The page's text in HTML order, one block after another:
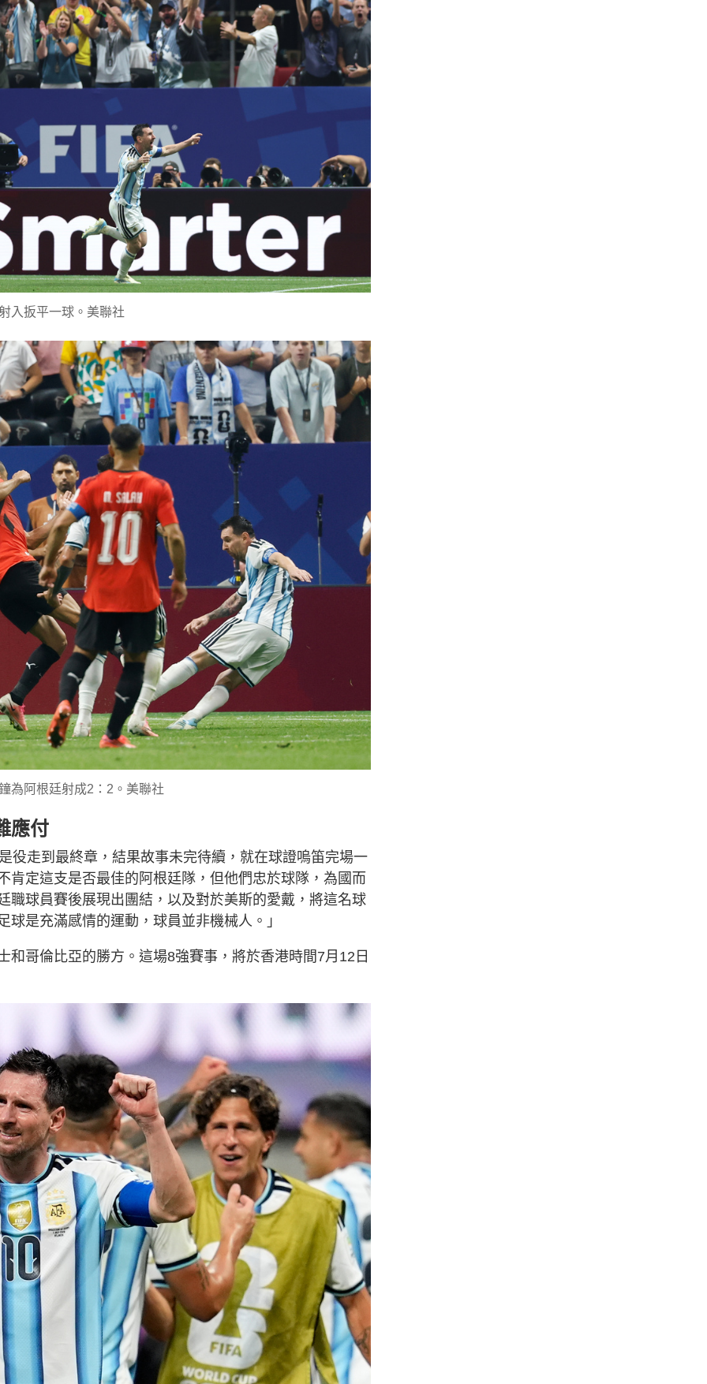
入扳平一球。美聯社
為阿根廷射成2：2。美聯社
應付
役走到最終章，結果故事未完待續，就在球證嗚笛完場一
肯定這支是否最佳的阿根廷隊，但他們忠於球隊，為國而
職球員賽後展現出團結，以及對於美斯的愛戴，將這名球
是充滿感情的運動，球員並非機械人。」
和哥倫比亞的勝方。這場8強賽事，將於香港時間7月12日